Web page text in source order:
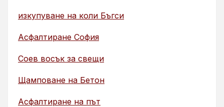
изкупуване на коли Бъгси
Асфалтиране София
Соев восък за свещи
Щамповане на Бетон
Асфалтиране на път